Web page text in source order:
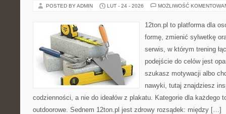
POSTED BY ADMIN LUT - 24 - 2026 MOŻLIWOŚĆ
12ton.pl to platforma dla
formę, zmienić sylwetkę
serwis, w którym trening
podejście do celów jest
szukasz motywacji albo
nawyki, tutaj znajdziesz
codzienności, a nie do ideałów z plakatu. Kategorie dla każdego
outdoorowe. Sednem 12ton.pl jest zdrowy rozsądek: między […]